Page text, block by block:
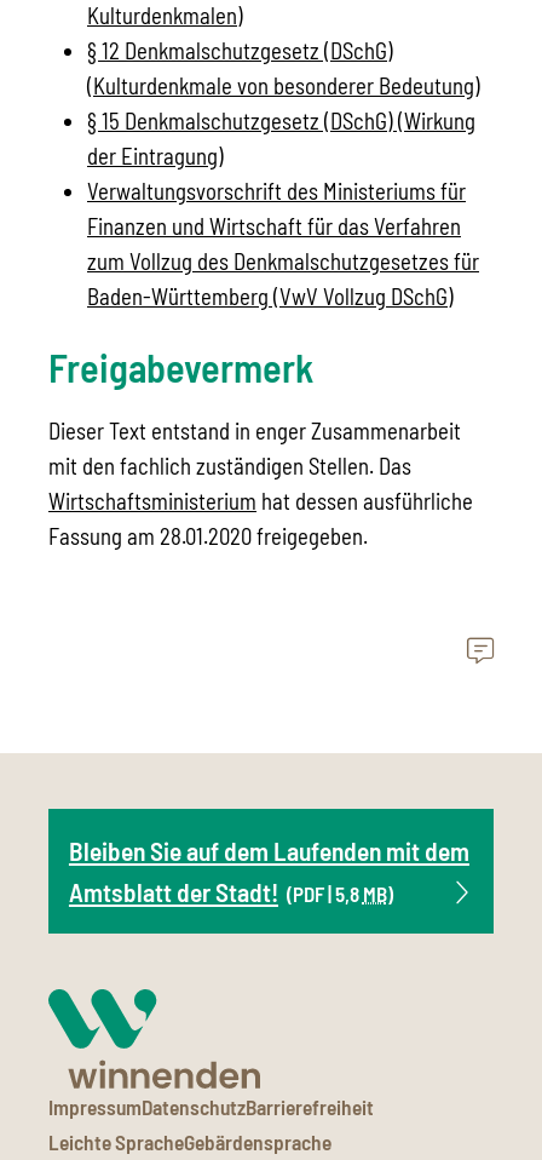
Kulturdenkmalen)
§ 12 Denkmalschutzgesetz (DSchG)
(Kulturdenkmale von besonderer Bedeutung)
§ 15 Denkmalschutzgesetz (DSchG) (Wirkung
der Eintragung)
Verwaltungsvorschrift des Ministeriums für
Finanzen und Wirtschaft für das Verfahren
zum Vollzug des Denkmalschutzgesetzes für
Baden-Württemberg (VwV Vollzug DSchG)
Freigabevermerk
Dieser Text entstand in enger Zusammenarbeit
mit den fachlich zuständigen Stellen. Das
Wirtschaftsministerium hat dessen ausführliche
Fassung am 28.01.2020 freigegeben.
Bleiben Sie auf dem Laufenden mit dem
Amtsblatt der Stadt! (PDF | 5,8 MB)
ImpressumDatenschutzBarrierefreiheit
Leichte SpracheGebärdensprache